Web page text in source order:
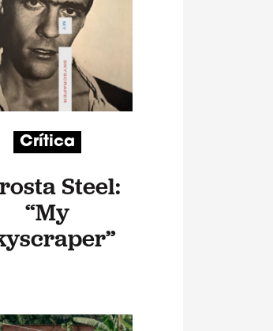
Crítica
Steel:
“My